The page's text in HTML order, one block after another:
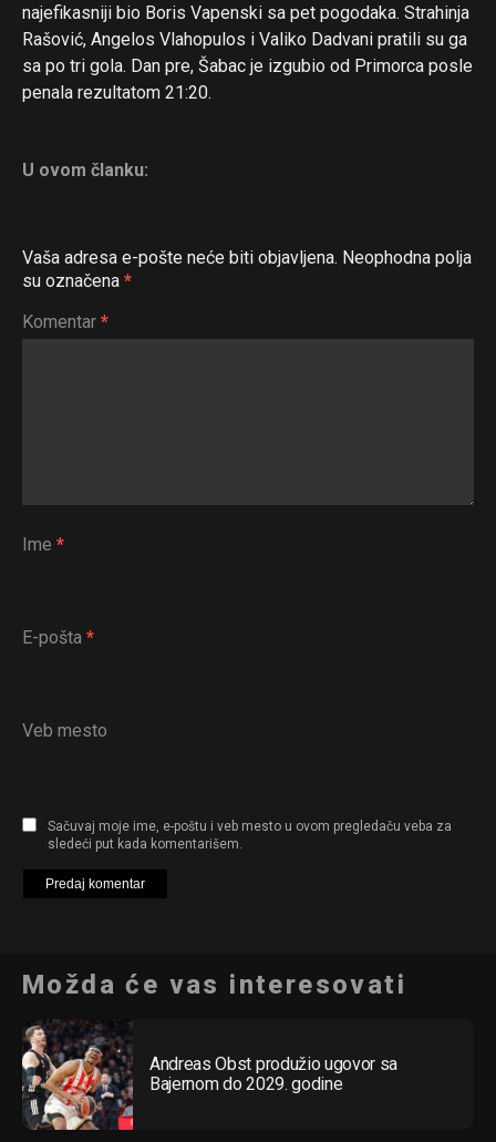
najefikasniji bio Boris Vapenski sa pet pogodaka. Strahinja
Rašović, Angelos Vlahopulos i Valiko Dadvani pratili su ga
sa po tri gola. Dan pre, Šabac je izgubio od Primorca posle
penala rezultatom 21:20.
U ovom članku:
Vaša adresa e-pošte neće biti objavljena. Neophodna polja
su označena *
Komentar *
Ime *
E-pošta *
Veb mesto
Sačuvaj moje ime, e-poštu i veb mesto u ovom pregledaču veba za
sledeći put kada komentarišem.
Možda će vas interesovati
Andreas Obst produžio ugovor sa
Bajernom do 2029. godine
Whatsapp